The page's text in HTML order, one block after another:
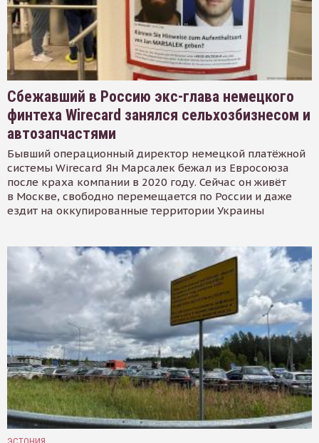
Сбежавший в Россию экс-глава немецкого
финтеха Wirecard занялся сельхозбизнесом и
автозапчастями
Бывший операционный директор немецкой платёжной
системы Wirecard Ян Марсалек бежал из Евросоюза
после краха компании в 2020 году. Сейчас он живёт
в Москве, свободно перемещается по России и даже
ездит на оккупированные территории Украины